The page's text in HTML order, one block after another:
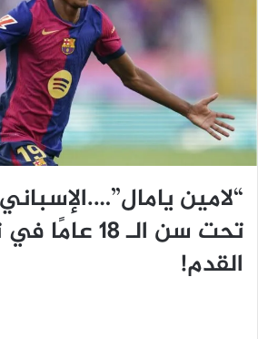
“لامين
تحت سن الـ 18
القدم!